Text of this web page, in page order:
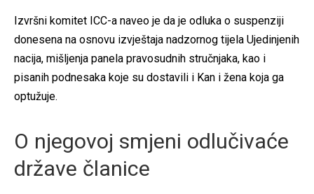
Izvršni komitet ICC-a naveo je da je odluka o suspenziji
donesena na osnovu izvještaja nadzornog tijela Ujedinjenih
nacija, mišljenja panela pravosudnih stručnjaka, kao i
pisanih podnesaka koje su dostavili i Kan i žena koja ga
optužuje.
O njegovoj smjeni odlučivaće
države članice